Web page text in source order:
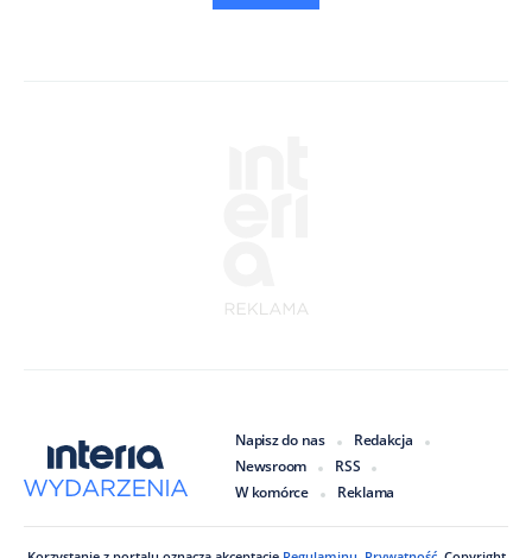
Napisz do nas
Redakcja
Newsroom
RSS
W komórce
Reklama